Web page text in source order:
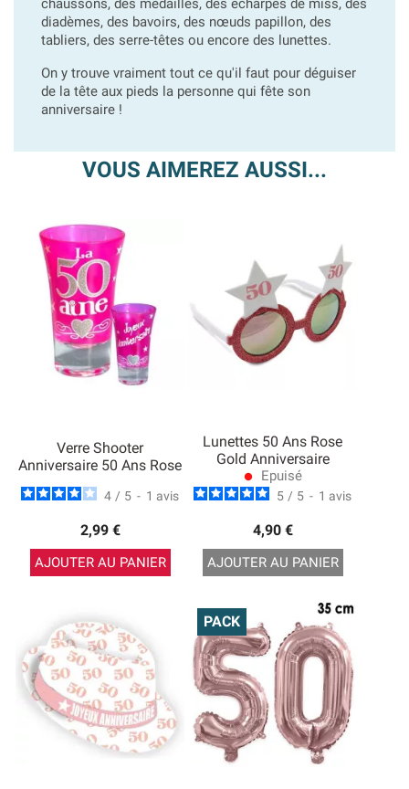
chaussons, des médailles, des écharpes de miss, des
diadèmes, des bavoirs, des nœuds papillon, des
tabliers, des serre-têtes ou encore des lunettes.
On y trouve vraiment tout ce qu'il faut pour déguiser
de la tête aux pieds la personne qui fête son
anniversaire !
VOUS AIMEREZ AUSSI...
Verre Shooter
Anniversaire 50 Ans Rose
4 / 5 - 1 avis
2,99 €
AJOUTER AU PANIER
Lunettes 50 Ans Rose
Gold Anniversaire
lens Epuisé
5 / 5 - 1 avis
4,90 €
AJOUTER AU PANIER
PACK